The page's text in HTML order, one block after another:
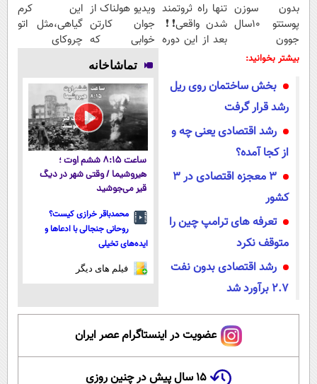
بدون سوزن
پوستتو 10سال
جوون
کن50%تخفیف
تنها راه ثروتمند
شدن واقعی❗❗
بعد از این دوره
ویدیو هولناک از
جوان کارتن
خوابی که
میلیاردر شد.
آموزش رایگان
این کرم
گیاهی،مثل اتو
چروکای
بیشتر بخوانید:
بخش ساختمان روی ریل
رشد قرار گرفت
رشد اقتصادی یعنی چه و
از کجا آمده؟
3 معجزه اقتصادی در 3
کشور
تعرفه های ترامپ چین را
متوقف نکرد
رشد اقتصادی بدون نفت
2.7 برآورد شد
تماشاخانه
ساعت ۸:۱۵ ششم اوت ؛
هیروشیما / وقتی شهر در دیگ
قیر می‌جوشید
محمدباقر خرازی کیست؟
روحانی جنجالی با ادعاها و
ایده‌های تخیلی
فیلم های دیگر
عضویت در اینستاگرام عصر ایران
۱۵ سال پیش در چنین روزی